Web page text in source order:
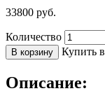
33800 руб.
Количество
В корзину Купить
Описание: